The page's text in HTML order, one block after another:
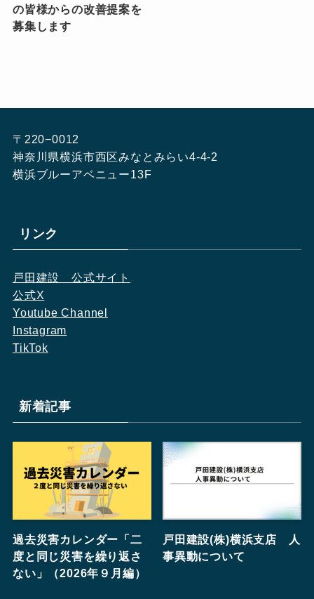
の皆様からの改善提案を
募集します
〒220−0012
神奈川県横浜市西区みなとみらい4-4-2
横浜ブルーアベニュー13F
リンク
戸田建設　公式サイト
公式X
Youtube Channel
Instagram
TikTok
新着記事
過去災害カレンダー「二
度と同じ災害を繰り返さ
ない」（2026年９月編）
戸田建設(株)横浜支店 人
事異動について